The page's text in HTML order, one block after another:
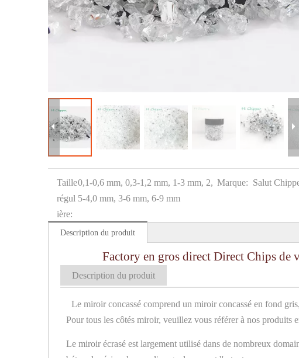
Taille
régul
ière:
0,1-0,6 mm, 0,3-1,2 mm, 1-3 mm, 2,
5-4,0 mm, 3-6 mm, 6-9 mm
Marque: Salut
Description du produit
Factory en gros direct Direct Chips de
Description du produit
Le miroir concassé comprend un miroir concassé en fond
Pour tous les côtés miroir, veuillez vous référer à nos produits
Le miroir écrasé est largement utilisé dans de nombreux